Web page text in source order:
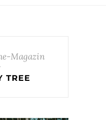
Magazin
TREE